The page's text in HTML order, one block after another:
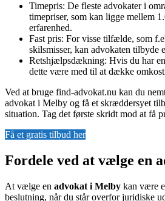
Timepris: De fleste advokater i
timepriser, som kan ligge mellem
erfarenhed.
Fast pris: For visse tilfælde, som
skilsmisser, kan advokaten tilbyde
Retshjælpsdækning: Hvis du har
dette være med til at dække
Ved at bruge find-advokat.nu kan du
advokat i Melby og få et skræddersyet
situation. Tag det første skridt mod at få
Få et gratis tilbud her
Fordele ved at vælge en
At vælge en advokat i Melby kan være
beslutning, når du står overfor juridiske